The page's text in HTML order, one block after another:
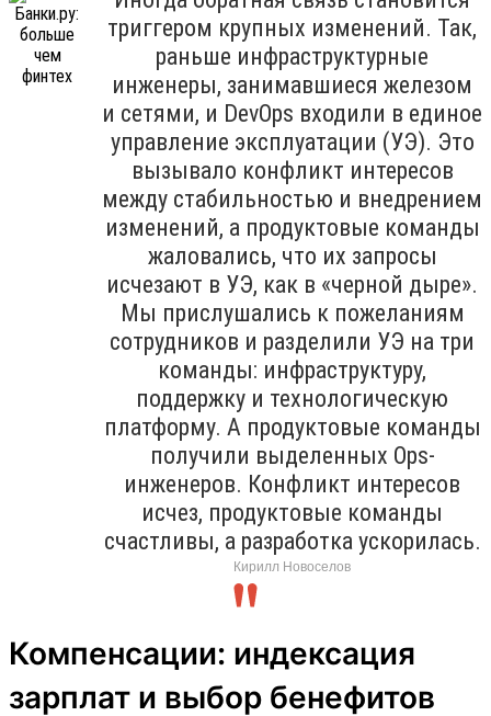
триггером крупных изменений. Так,
раньше инфраструктурные
инженеры, занимавшиеся железом
и сетями, и DevOps входили в единое
управление эксплуатации (УЭ). Это
вызывало конфликт интересов
между стабильностью и внедрением
изменений, а продуктовые команды
жаловались, что их запросы
исчезают в УЭ, как в «черной дыре».
Мы прислушались к пожеланиям
сотрудников и разделили УЭ на три
команды: инфраструктуру,
поддержку и технологическую
платформу. А продуктовые команды
получили выделенных Ops-
инженеров. Конфликт интересов
исчез, продуктовые команды
счастливы, а разработка ускорилась.
Кирилл Новоселов
Компенсации: индексация
зарплат и выбор бенефитов